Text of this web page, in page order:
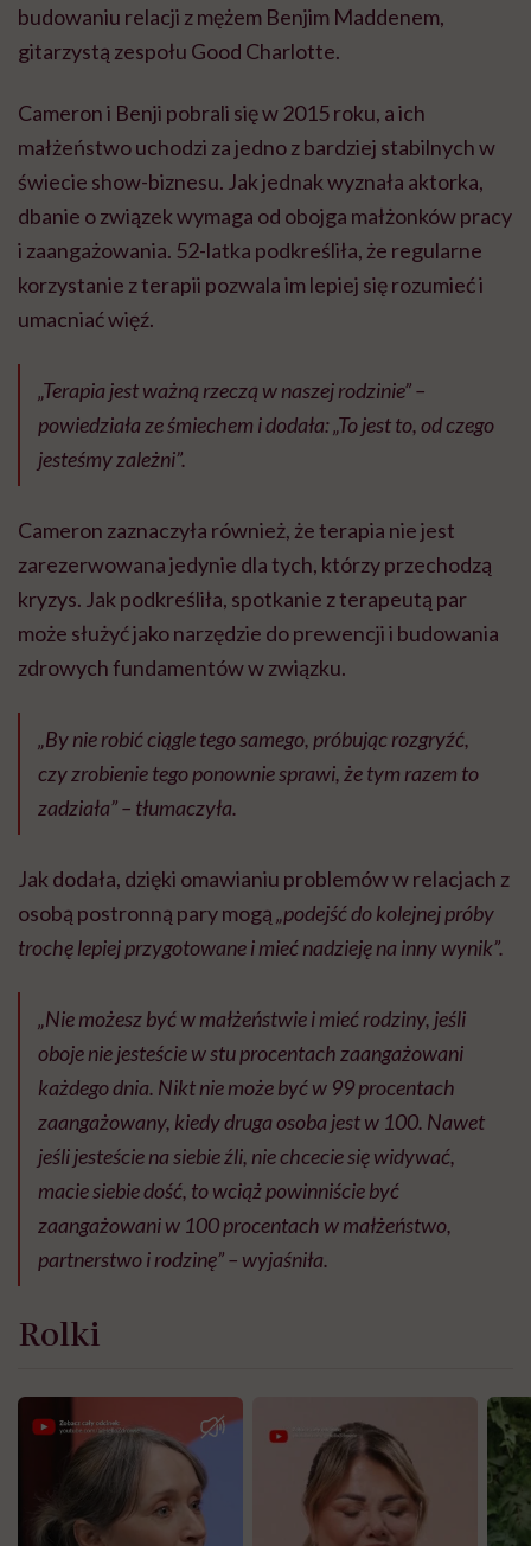
budowaniu relacji z mężem Benjim Maddenem,
gitarzystą zespołu Good Charlotte.
Cameron i Benji pobrali się w 2015 roku, a ich
małżeństwo uchodzi za jedno z bardziej stabilnych w
świecie show-biznesu. Jak jednak wyznała aktorka,
dbanie o związek wymaga od obojga małżonków pracy
i zaangażowania. 52-latka podkreśliła, że regularne
korzystanie z terapii pozwala im lepiej się rozumieć i
umacniać więź.
„Terapia jest ważną rzeczą w naszej rodzinie” –
powiedziała ze śmiechem i dodała: „To jest to, od czego
jesteśmy zależni”.
Cameron zaznaczyła również, że terapia nie jest
zarezerwowana jedynie dla tych, którzy przechodzą
kryzys. Jak podkreśliła, spotkanie z terapeutą par
może służyć jako narzędzie do prewencji i budowania
zdrowych fundamentów w związku.
„By nie robić ciągle tego samego, próbując rozgryźć,
czy zrobienie tego ponownie sprawi, że tym razem to
zadziała” – tłumaczyła.
Jak dodała, ​​dzięki omawianiu problemów w relacjach z
osobą postronną pary mogą„podejść do kolejnej próby
trochę lepiej przygotowane i mieć nadzieję na inny wynik”.
„Nie możesz być w małżeństwie i mieć rodziny, jeśli
oboje nie jesteście w stu procentach zaangażowani
każdego dnia. Nikt nie może być w 99 procentach
zaangażowany, kiedy druga osoba jest w 100. Nawet
jeśli jesteście na siebie źli, nie chcecie się widywać,
macie siebie dość, to wciąż powinniście być
zaangażowani w 100 procentach w małżeństwo,
partnerstwo i rodzinę” – wyjaśniła.
Rolki